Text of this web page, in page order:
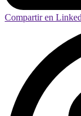
Compartir en